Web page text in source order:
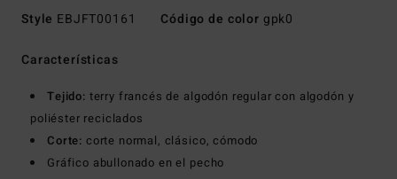
Style EBJFT00161 Código de color gpk0
Características
Tejido: terry francés de algodón regular con algodón y
poliéster reciclados
Corte: corte normal, clásico, cómodo
Gráfico abullonado en el pecho